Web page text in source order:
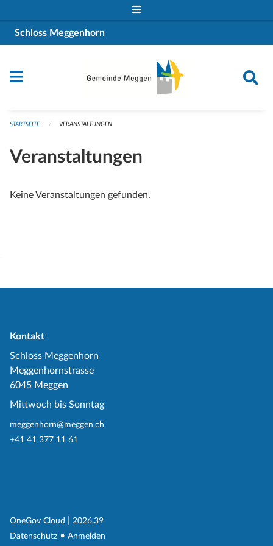
Schloss Meggenhorn
STARTSEITE VERANSTALTUNGEN
Veranstaltungen
Keine Veranstaltungen gefunden.
Kontakt
Schloss Meggenhorn
Meggenhornstrasse
6045 Meggen
Mittwoch bis Sonntag
meggenhorn@meggen.ch
+41 41 377 11 61
OneGov Cloud (External Link)
2026.39
Datenschutz (External Link)
Anmelden